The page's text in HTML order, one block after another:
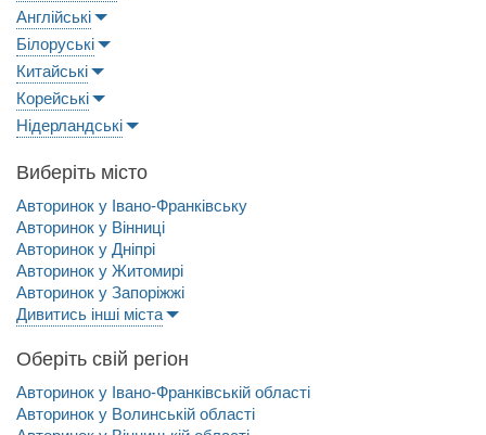
Англійські
Білоруські
Китайські
Корейські
Нідерландські
Виберіть місто
Авторинок у Івано-Франківську
Авторинок у Вінниці
Авторинок у Дніпрі
Авторинок у Житомирі
Авторинок у Запоріжжі
Дивитись інші міста
Оберіть свій регіон
Авторинок у Івано-Франківській області
Авторинок у Волинській області